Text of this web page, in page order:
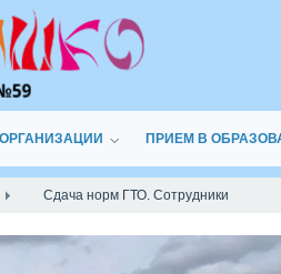
ПРИЕМ В
Сдача норм ГТО. Сотрудники